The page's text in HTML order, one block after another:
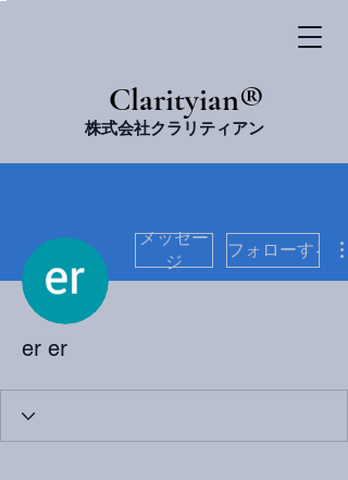
​Clarityian®
株式会社クラリティアン
メッセー
ジ
フォローする
er er